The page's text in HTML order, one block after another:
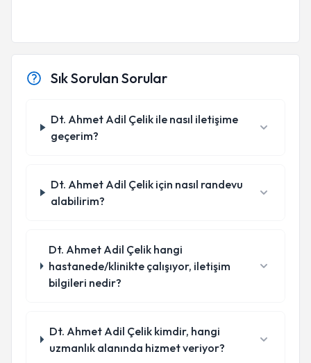
Sık Sorulan Sorular
Dt. Ahmet Adil Çelik ile nasıl iletişime
geçerim?
Dt. Ahmet Adil Çelik için nasıl randevu
alabilirim?
Dt. Ahmet Adil Çelik hangi
hastanede/klinikte çalışıyor, iletişim
bilgileri nedir?
Dt. Ahmet Adil Çelik kimdir, hangi
uzmanlık alanında hizmet veriyor?